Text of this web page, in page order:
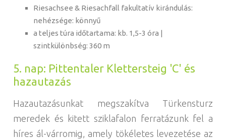
Riesachsee & Riesachfall fakultatív kirándulás:
nehézsége: könnyű
a teljes túra időtartama: kb. 1,5-3 óra |
szintkülönbség: 360 m
5. nap: Pittentaler Klettersteig 'C' és
hazautazás
Hazautazásunkat megszakítva Türkensturz
meredek és kitett sziklafalon ferratázunk fel a
híres ál-várromig, amely tökéletes levezetése az